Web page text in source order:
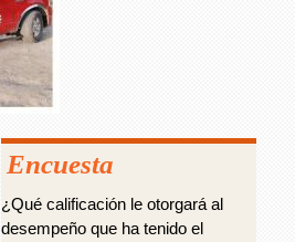
Encuesta
¿Qué calificación le otorgará al
desempeño que ha tenido el